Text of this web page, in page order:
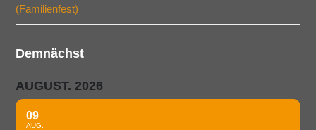
(Familienfest)
Demnächst
AUGUST. 2026
09
AUG.